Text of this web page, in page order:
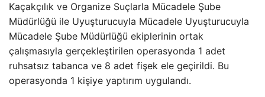
Kaçakçılık ve Organize Suçlarla Mücadele Şube
Müdürlüğü ile Uyuşturucuyla Mücadele Uyuşturucuyla
Mücadele Şube Müdürlüğü ekiplerinin ortak
çalışmasıyla gerçekleştirilen operasyonda 1 adet
ruhsatsız tabanca ve 8 adet fişek ele geçirildi. Bu
operasyonda 1 kişiye yaptırım uygulandı.